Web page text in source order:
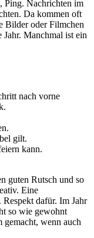
Ping. Nachrichten im
Da kommen oft
Bilder oder Filmchen
Jahr. Manchmal ist ein
nach vorne
gilt.
kann.
guten Rutsch und so
Eine
Respekt dafür. Im Jahr
so wie gewohnt
wenn auch